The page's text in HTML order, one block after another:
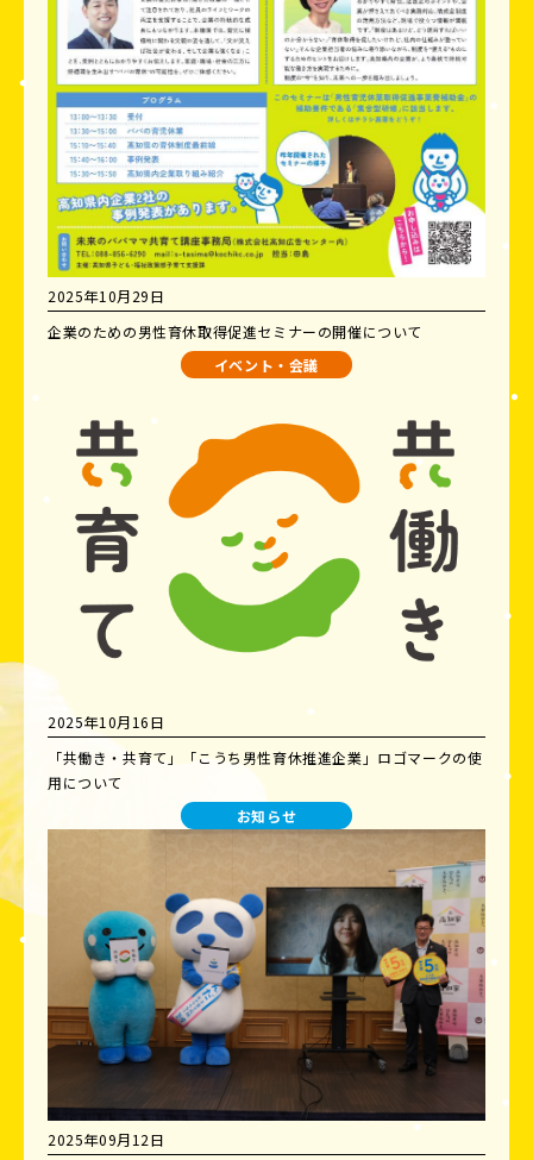
2025年10月29日
企業のための男性育休取得促進セミナーの開催について
イベント・会議
2025年10月16日
「共働き・共育て」「こうち男性育休推進企業」ロゴマークの使
用について
お知らせ
2025年09月12日